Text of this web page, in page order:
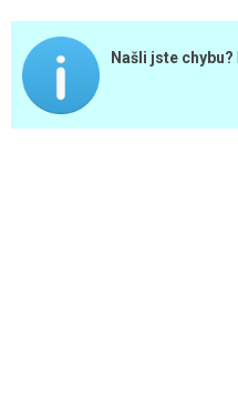
Našli jste chybu?